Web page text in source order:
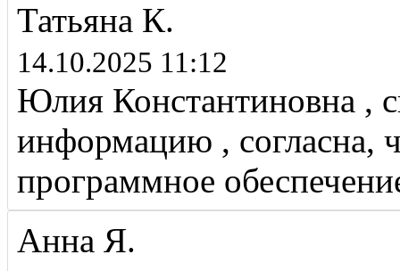
Татьяна К.
14.10.2025 11:12
Юлия Константиновна ,
информацию , согласна,
программное
Анна Я.